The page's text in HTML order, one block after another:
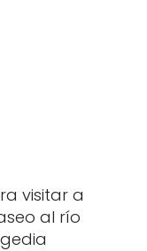
visitar a
al río